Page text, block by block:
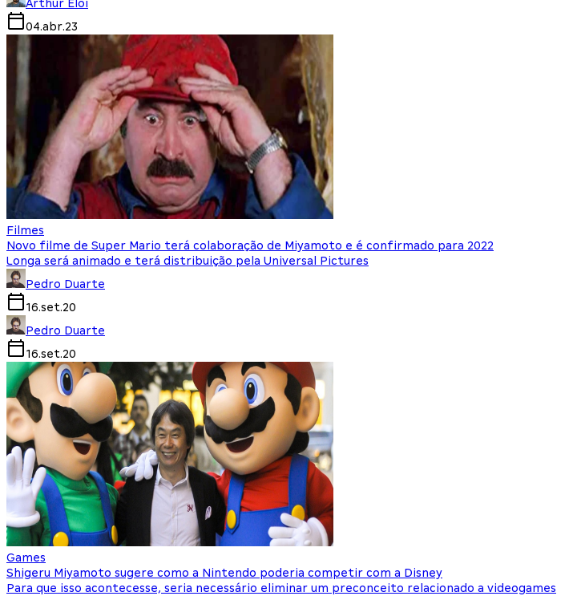
Arthur Eloi
04.abr.23
Filmes
Novo filme de Super Mario terá colaboração de Miyamoto e é confirmado para 2022
Longa será animado e terá distribuição pela Universal Pictures
Pedro Duarte
16.set.20
Pedro Duarte
16.set.20
Games
Shigeru Miyamoto sugere como a Nintendo poderia competir com a Disney
Para que isso acontecesse, seria necessário eliminar um preconceito relacionado a videogames